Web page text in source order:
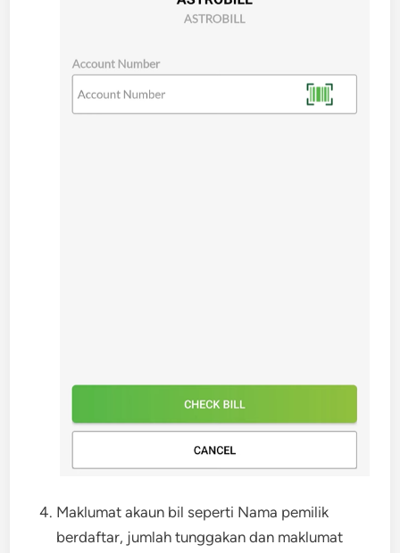
Maklumat akaun bil seperti Nama pemilik
berdaftar, jumlah tunggakan dan maklumat